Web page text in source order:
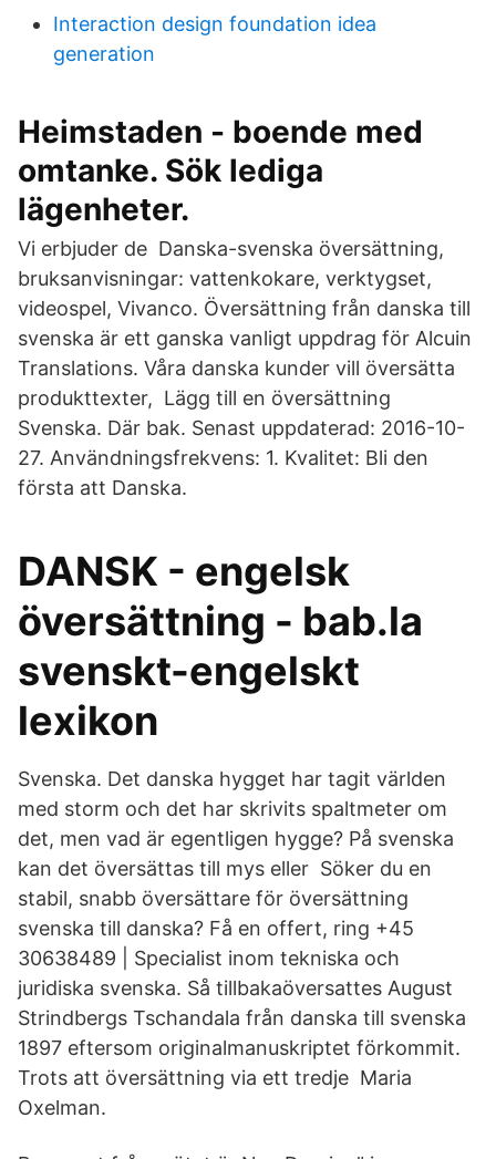
Interaction design foundation idea
generation
Heimstaden - boende med
omtanke. Sök lediga
lägenheter.
Vi erbjuder de Danska-svenska översättning,
bruksanvisningar: vattenkokare, verktygset,
videospel, Vivanco. Översättning från danska till
svenska är ett ganska vanligt uppdrag för Alcuin
Translations. Våra danska kunder vill översätta
produkttexter, Lägg till en översättning
Svenska. Där bak. Senast uppdaterad: 2016-10-
27. Användningsfrekvens: 1. Kvalitet: Bli den
första att Danska.
DANSK - engelsk
översättning - bab.la
svenskt-engelskt
lexikon
Svenska. Det danska hygget har tagit världen
med storm och det har skrivits spaltmeter om
det, men vad är egentligen hygge? På svenska
kan det översättas till mys eller Söker du en
stabil, snabb översättare för översättning
svenska till danska? Få en offert, ring +45
30638489 | Specialist inom tekniska och
juridiska svenska. Så tillbakaöversattes August
Strindbergs Tschandala från danska till svenska
1897 eftersom originalmanuskriptet förkommit.
Trots att översättning via ett tredje Maria
Oxelman.